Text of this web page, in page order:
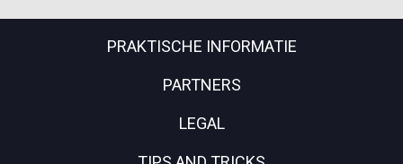
PRAKTISCHE INFORMATIE
PARTNERS
LEGAL